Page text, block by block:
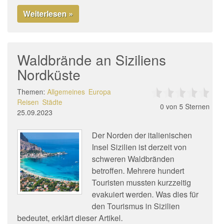
Weiterlesen »
Waldbrände an Siziliens
Nordküste
Themen: Allgemeines Europa
Reisen Städte
25.09.2023
0 von 5 Sternen
Der Norden der italienischen
Insel Sizilien ist derzeit von
schweren Waldbränden
betroffen. Mehrere hundert
Touristen mussten kurzzeitig
evakuiert werden. Was dies für
den Tourismus in Sizilien
bedeutet, erklärt dieser Artikel.